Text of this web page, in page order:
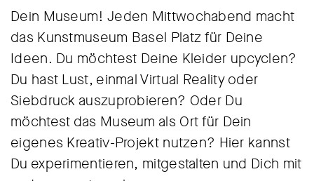
Dein Museum! Jeden Mittwochabend macht
das Kunstmuseum Basel Platz für Deine
Ideen. Du möchtest Deine Kleider upcyclen?
Du hast Lust, einmal Virtual Reality oder
Siebdruck auszuprobieren? Oder Du
möchtest das Museum als Ort für Dein
eigenes Kreativ-Projekt nutzen? Hier kannst
Du experimentieren, mitgestalten und Dich mit